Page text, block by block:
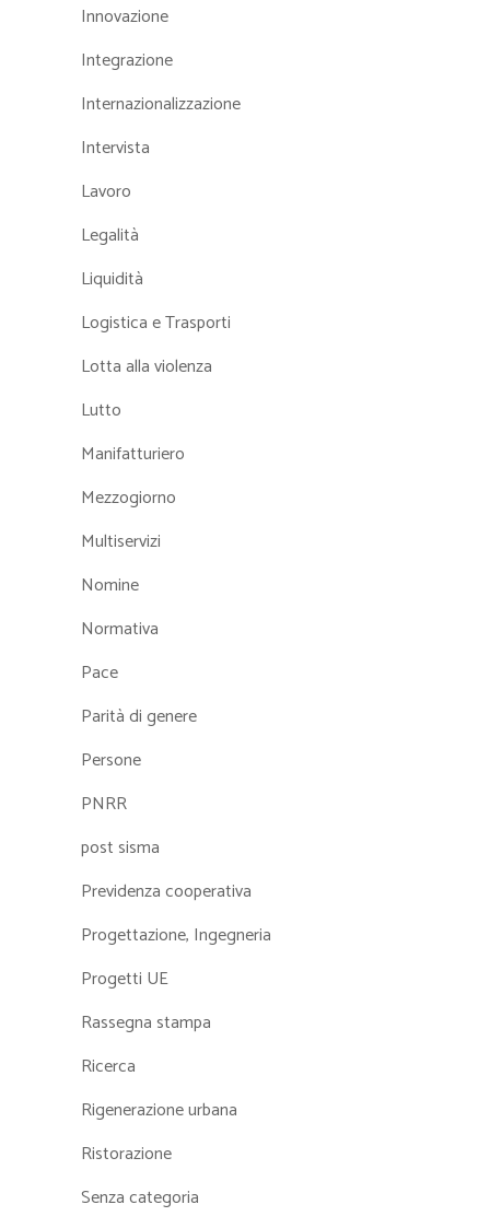
Innovazione
Integrazione
Internazionalizzazione
Intervista
Lavoro
Legalità
Liquidità
Logistica e Trasporti
Lotta alla violenza
Lutto
Manifatturiero
Mezzogiorno
Multiservizi
Nomine
Normativa
Pace
Parità di genere
Persone
PNRR
post sisma
Previdenza cooperativa
Progettazione, Ingegneria
Progetti UE
Rassegna stampa
Ricerca
Rigenerazione urbana
Ristorazione
Senza categoria